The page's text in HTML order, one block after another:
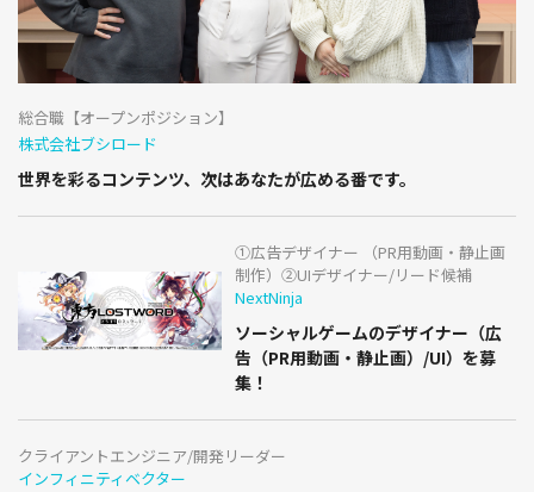
総合職【オープンポジション】
株式会社ブシロード
世界を彩るコンテンツ、次はあなたが広める番です。
①広告デザイナー （PR用動画・静止画
制作）②UIデザイナー/リード候補
NextNinja
ソーシャルゲームのデザイナー（広
告（PR用動画・静止画）/UI）を募
集！
クライアントエンジニア/開発リーダー
インフィニティベクター